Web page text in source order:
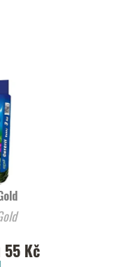
55 Kč